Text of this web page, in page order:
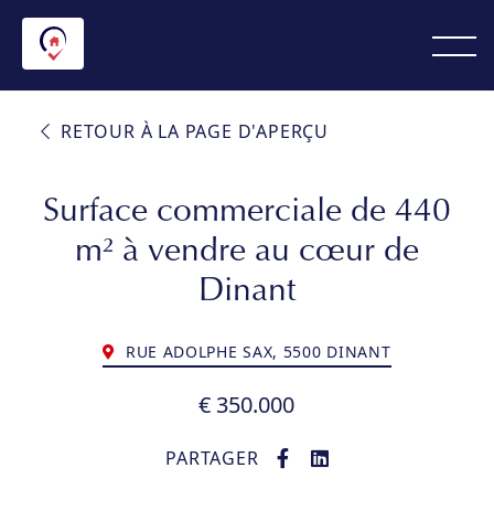
RETOUR À LA PAGE D'APERÇU
Surface commerciale de 440
m² à vendre au cœur de
Dinant
RUE ADOLPHE SAX, 5500 DINANT
€ 350.000
PARTAGER